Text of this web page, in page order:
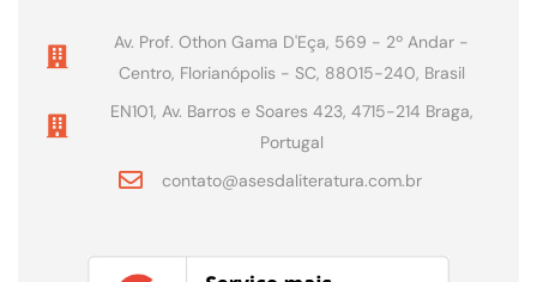
Av. Prof. Othon Gama D'Eça, 569 - 2º Andar -
Centro, Florianópolis - SC, 88015-240, Brasil
EN101, Av. Barros e Soares 423, 4715-214 Braga,
Portugal
contato@asesdaliteratura.com.br